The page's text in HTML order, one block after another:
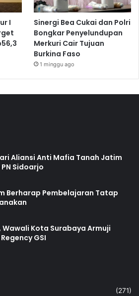
I
Sinergi Bea Cukai dan Polri
Bongkar Penyelundupan
Merkuri Cair Tujuan
Burkina Faso
1 minggu ago
Aliansi Anti Mafia Tanah Jatim
Sidoarjo
Berharap Pembelajaran Tatap
Wawali Kota Surabaya Armuji
GSI
(271)